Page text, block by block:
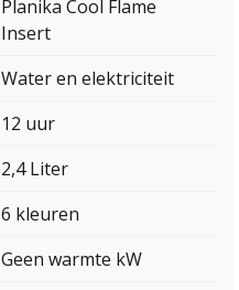
Planika Cool Flame
Insert
Water en elektriciteit
12 uur
2,4 Liter
6 kleuren
Geen warmte kW